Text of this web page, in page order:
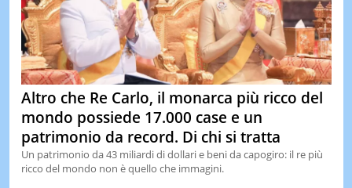
Altro che Re Carlo, il monarca più ricco del
mondo possiede 17.000 case e un
patrimonio da record. Di chi si tratta
Un patrimonio da 43 miliardi di dollari e beni da capogiro: il re più
ricco del mondo non è quello che immagini.